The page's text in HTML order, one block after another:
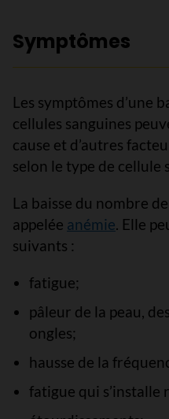
Symptômes
Les symptômes d’une
cellules sanguines
cause et d’autres
selon le type de cellule
La baisse du nombre
appelée anémie. Elle
suivants :
fatigue;
pâleur de la peau,
ongles;
hausse de la
fatigue qui s’installe